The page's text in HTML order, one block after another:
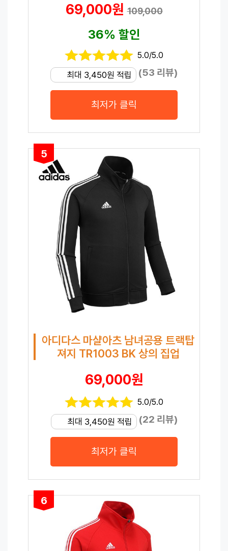
69,000원109,000
36% 할인
5.0/5.0
최대 3,450원 적립 (53 리뷰)
최저가 클릭
5
아디다스 마샬아츠 남녀공용 트랙탑
져지 TR1003 BK 상의 집업
69,000원
5.0/5.0
최대 3,450원 적립 (22 리뷰)
최저가 클릭
6